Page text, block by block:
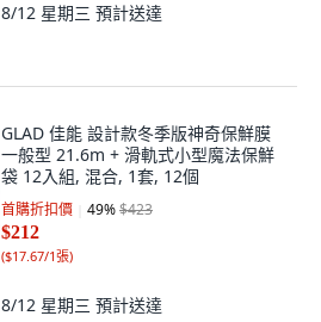
8/12 星期三 預計送達
GLAD 佳能 設計款冬季版神奇保鮮膜
一般型 21.6m + 滑軌式小型魔法保鮮
袋 12入組, 混合, 1套, 12個
首購折扣價 49%$423
$212
($17.67/1張)
8/12 星期三 預計送達